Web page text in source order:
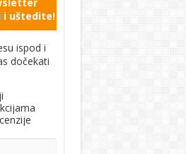
i uštedite!
ispod i
dočekati